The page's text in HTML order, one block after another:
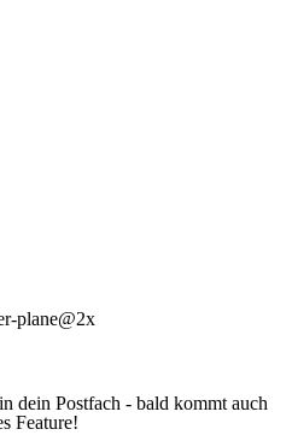
dein Postfach - bald kommt auch
Feature!